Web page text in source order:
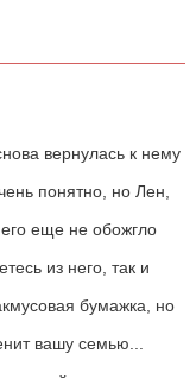
вернулась к нему
понятно, но Лен,
еще не обожгло
из него, так и
бумажка, но
вашу семью...